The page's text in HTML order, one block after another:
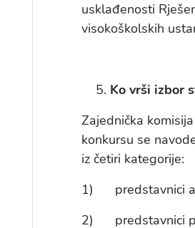
usklađenosti
visokoškolskih
Ko vrši izbor
Zajednička
konkursu se
iz četiri kategorije:
1) predstavnici
2) predstavnici